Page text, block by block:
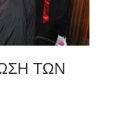
ΤΩΝ